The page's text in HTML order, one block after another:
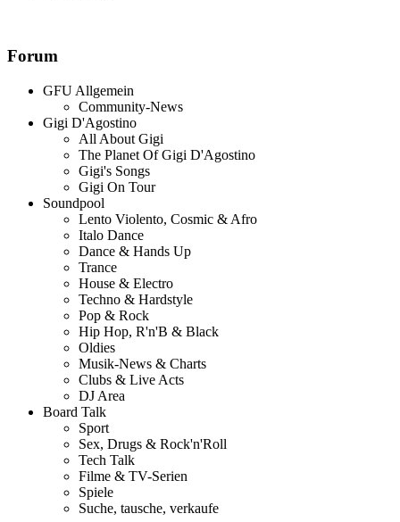
Forum
GFU Allgemein
Community-News
Gigi D'Agostino
All About Gigi
The Planet Of Gigi D'Agostino
Gigi's Songs
Gigi On Tour
Soundpool
Lento Violento, Cosmic & Afro
Italo Dance
Dance & Hands Up
Trance
House & Electro
Techno & Hardstyle
Pop & Rock
Hip Hop, R'n'B & Black
Oldies
Musik-News & Charts
Clubs & Live Acts
DJ Area
Board Talk
Sport
Sex, Drugs & Rock'n'Roll
Tech Talk
Filme & TV-Serien
Spiele
Suche, tausche, verkaufe